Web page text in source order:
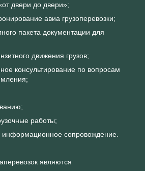
двери до двери»;
авиа грузоперевозки;
пакета документации для
движения грузов;
консультирование по вопросам
работы;
информационное сопровождение.
являются